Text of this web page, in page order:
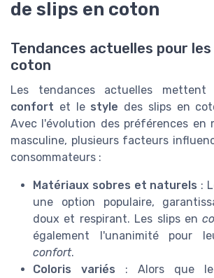
de slips en coton
Tendances actuelles pour les
coton
Les tendances actuelles
confort et le style des slips en
Avec l'évolution des préférences en
masculine, plusieurs facteurs
consommateurs :
Matériaux sobres et naturels :
une option populaire,
doux et respirant. Les slips en
également l'unanimité pour
confort.
Coloris variés : Alors que